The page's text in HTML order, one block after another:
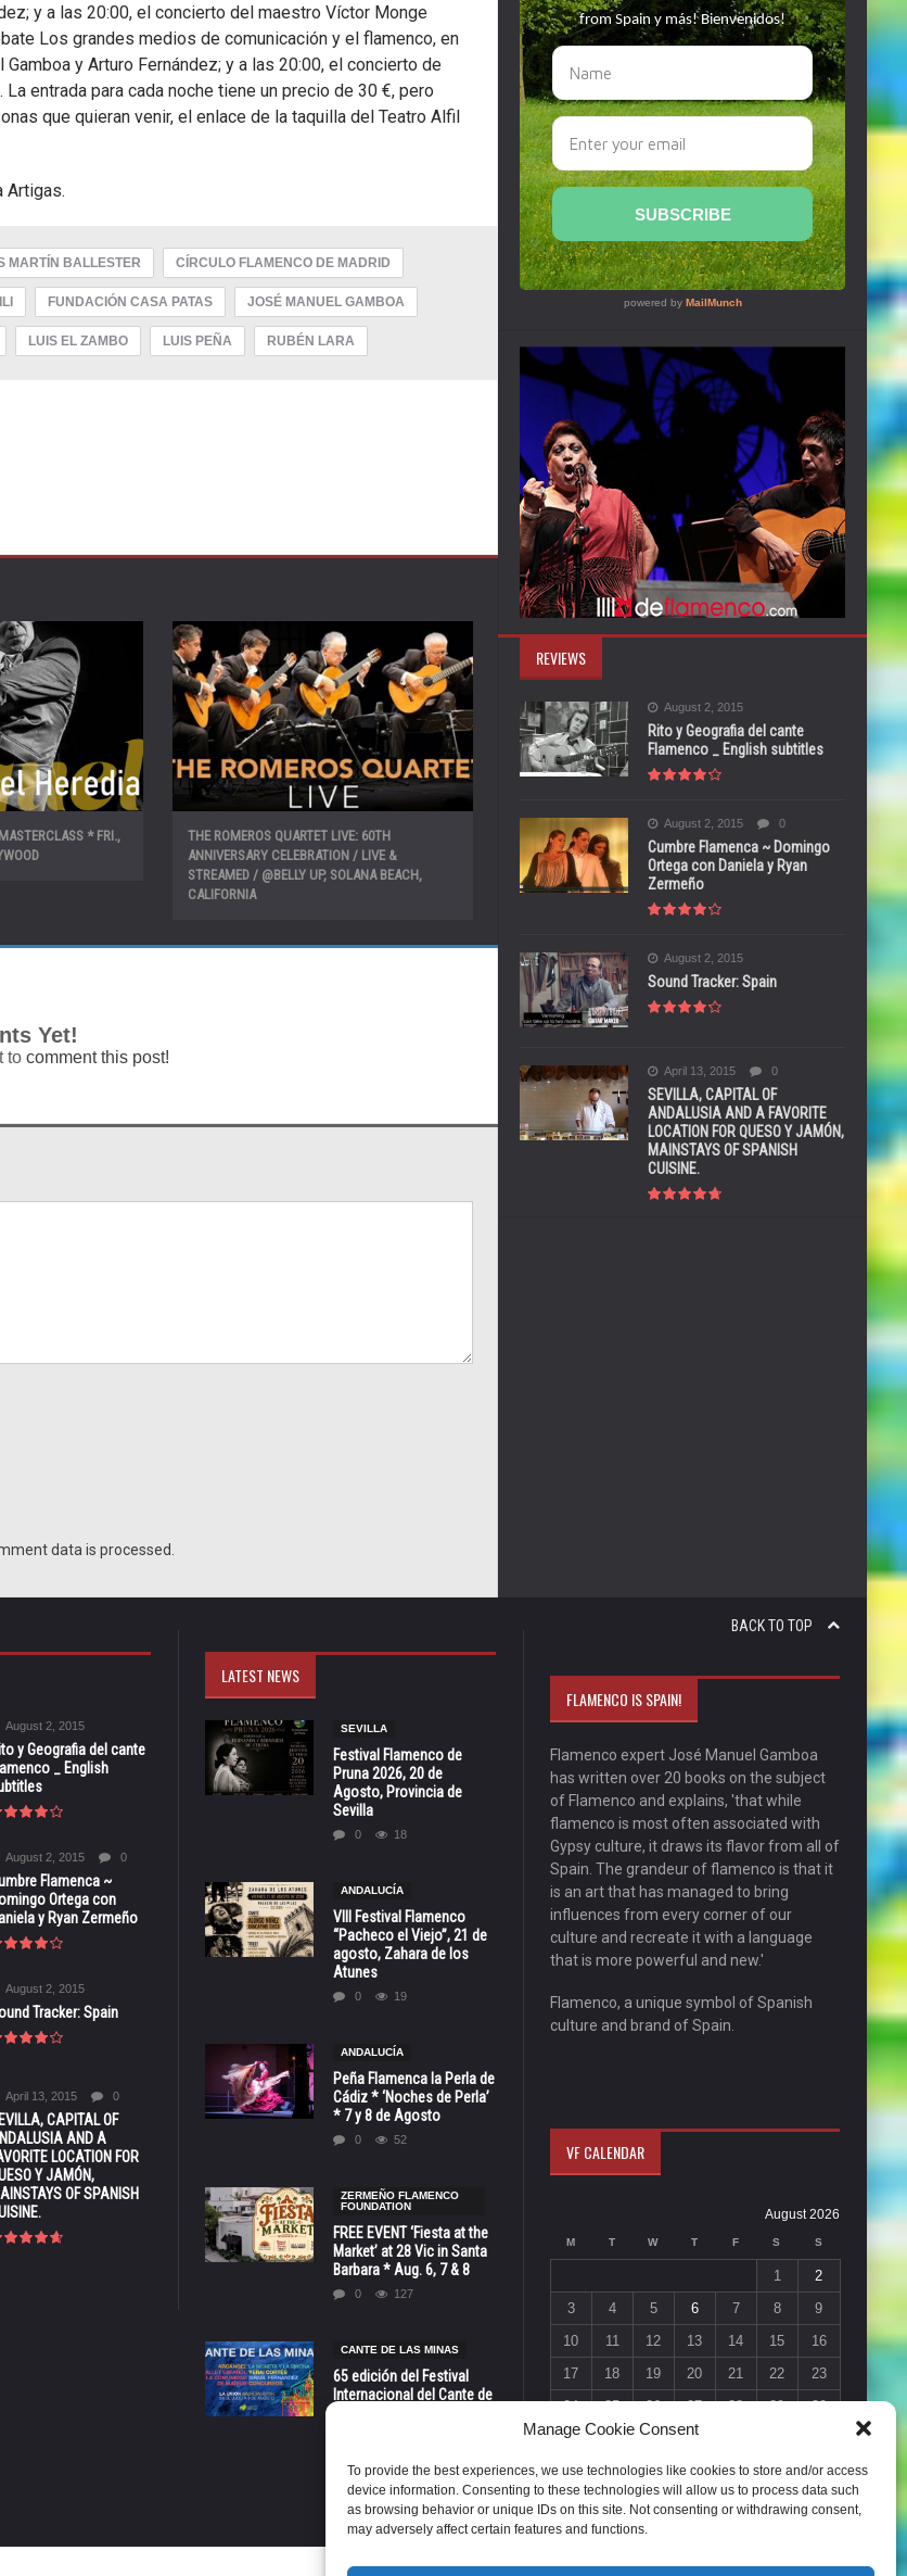
Manage Cookie Consent
To provide the best experiences, we use technologies like cookies to store and/or access
device information. Consenting to these technologies will allow us to process data such
as browsing behavior or unique IDs on this site. Not consenting or withdrawing consent,
may adversely affect certain features and functions.
y a las 20:00, el concierto del maestro Víctor Monge
Los grandes medios de comunicación y el flamenco, en
y Arturo Fernández; y a las 20:00, el concierto de
entrada para cada noche tiene un precio de 30 €, pero
que quieran venir, el enlace de la taquilla del Teatro Alfil
Artigas.
MARTÍN BALLESTER CÍRCULO FLAMENCO DE MADRID
FUNDACIÓN CASA PATAS JOSÉ MANUEL GAMBOA
LUIS EL ZAMBO LUIS PEÑA RUBÉN LARA
* FRI.,
THE ROMEROS QUARTET LIVE: 60TH
ANNIVERSARY CELEBRATION / LIVE &
STREAMED / @BELLY UP, SOLANA BEACH,
CALIFORNIA
Yet!
to comment this post!
data is processed.
REVIEWS
August 2, 2015
Rito y Geografia del cante
Flamenco _ English subtitles
August 2, 2015 0
Cumbre Flamenca ~ Domingo
Ortega con Daniela y Ryan
Zermeño
August 2, 2015
Sound Tracker: Spain
April 13, 2015 0
SEVILLA, CAPITAL OF
ANDALUSIA AND A FAVORITE
LOCATION FOR QUESO Y JAMÓN,
MAINSTAYS OF SPANISH
CUISINE.
BACK TO TOP
August 2, 2015
y Geografia del cante
_ English
August 2, 2015 0
Flamenca ~
Ortega con
y Ryan Zermeño
August 2, 2015
Tracker: Spain
April 13, 2015 0
CAPITAL OF
AND A
LOCATION FOR
Y JAMÓN,
OF SPANISH
LATEST NEWS
SEVILLA
Festival Flamenco de
Pruna 2026, 20 de
Agosto, Provincia de
Sevilla
0 18
ANDALUCÍA
VIII Festival Flamenco
“Pacheco el Viejo”, 21 de
agosto, Zahara de los
Atunes
0 19
ANDALUCÍA
Peña Flamenca la Perla de
Cádiz * ‘Noches de Perla’
* 7 y 8 de Agosto
0 52
ZERMEÑO FLAMENCO
FOUNDATION
FREE EVENT ‘Fiesta at the
Market’ at 28 Vic in Santa
Barbara * Aug. 6, 7 & 8
0 127
CANTE DE LAS MINAS
65 edición del Festival
Internacional del Cante de
FLAMENCO IS SPAIN!
Flamenco expert José Manuel Gamboa
has written over 20 books on the subject
of Flamenco and explains, 'that while
flamenco is most often associated with
Gypsy culture, it draws its flavor from all of
Spain. The grandeur of flamenco is that it
is an art that has managed to bring
influences from every corner of our
culture and recreate it with a language
that is more powerful and new.'
Flamenco, a unique symbol of Spanish
culture and brand of Spain.
VF CALENDAR
August 2026
M T W T F S S
1
2
3
4 5 6 7 8
9
10
11 12 13 14 15
16
17
18 19 20 21 22
23
24
25 26 27 28 29
30
31